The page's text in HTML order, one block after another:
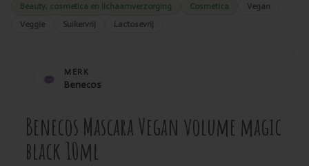
Beauty, cosmetica en lichaamverzorging Cosmetica
Vegan
Veggie
Suikervrij Lactosevrij
MERK
Benecos
Benecos Mascara Vegan volume magic
black 10ml